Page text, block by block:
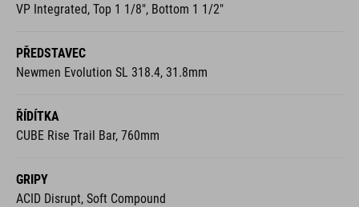
VP Integrated, Top 1 1/8", Bottom 1 1/2"
PŘEDSTAVEC
Newmen Evolution SL 318.4, 31.8mm
ŘÍDÍTKA
CUBE Rise Trail Bar, 760mm
GRIPY
ACID Disrupt, Soft Compound